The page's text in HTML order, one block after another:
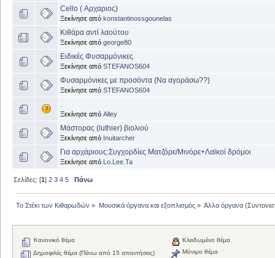
Cello ( Αρχαριος)
Ξεκίνησε από konstantinossgounelas
Κιθάρα αντί λαούτου
Ξεκίνησε από george80
Ειδικές Φυσαρμόνικες
Ξεκίνησε από STEFANOS604
Φυσαρμόνικες με προσόντα {Να αγοράσω??}
Ξεκίνησε από STEFANOS604
.
Ξεκίνησε από Alley
Μάστορας (luthier) βιολιού
Ξεκίνησε από Inuitarcher
Για αρχάριους:Συγχορδίες Ματζόρε/Μινόρε+Λαϊκοί δρόμοι
Ξεκίνησε από Lo.Lee.Ta
Σελίδες: [1]2 3 4 5 Πάνω
Το Στέκι των Κιθαρωδών » Μουσικά όργανα και εξοπλισμός» Άλλα όργανα
Κανονικό θέμα
Δημοφιλές θέμα (Πάνω από 15 απαντήσεις)
Κλειδωμένο θέμα
Μόνιμο θέμα